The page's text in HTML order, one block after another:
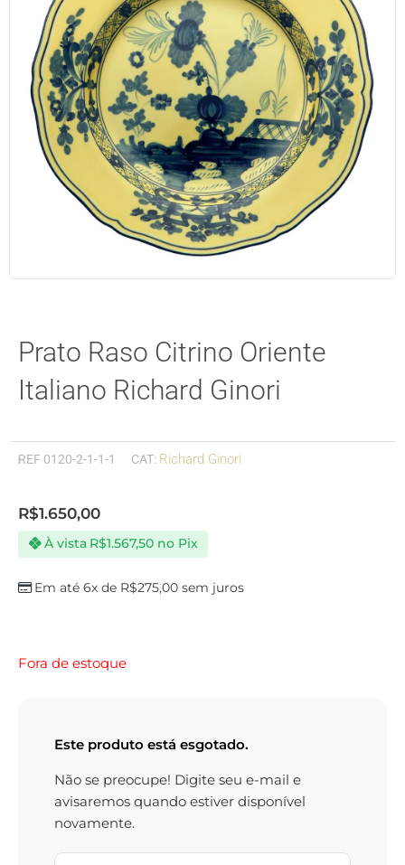
Prato Raso Citrino Oriente
Italiano Richard Ginori
REF 0120-2-1-1-1 CAT: Richard Ginori
R$1.650,00
Em até 6x de R$275,00 sem juros
À vista R$1.567,50 no Pix
Fora de estoque
Este produto está esgotado.
Não se preocupe! Digite seu e-mail e
avisaremos quando estiver disponível
novamente.